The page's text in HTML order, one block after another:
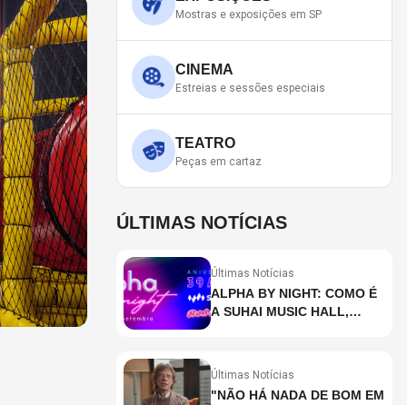
Mostras e exposições em SP
CINEMA
Estreias e sessões especiais
TEATRO
Peças em cartaz
ÚLTIMAS NOTÍCIAS
Últimas Notícias
ALPHA BY NIGHT: COMO É
A SUHAI MUSIC HALL,
PAULO?
Últimas Notícias
"NÃO HÁ NADA DE BOM EM